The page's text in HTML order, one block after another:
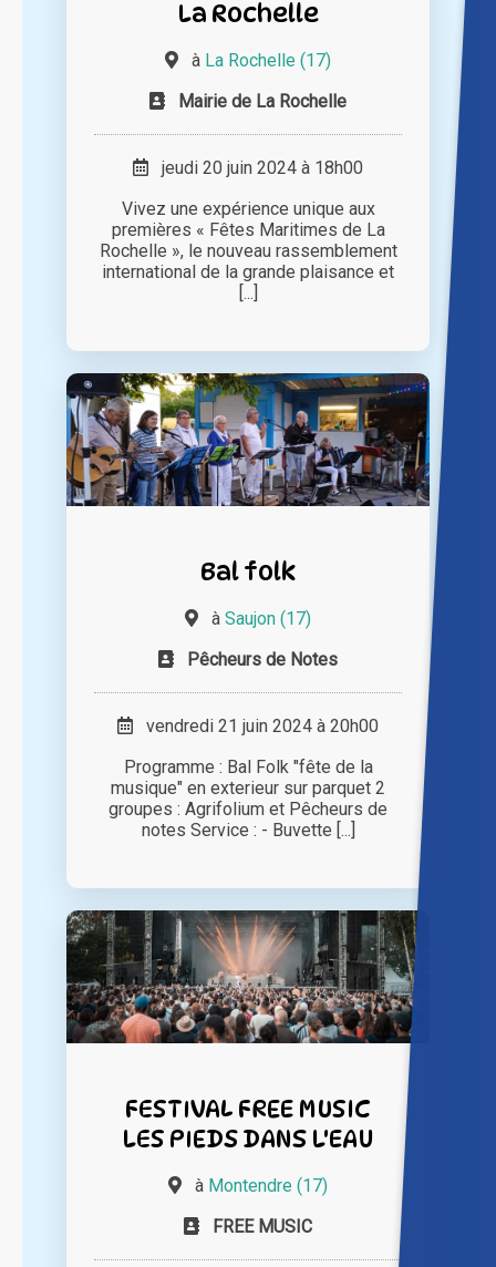
La Rochelle
à La Rochelle (17)
Mairie de La Rochelle
jeudi 20 juin 2024 à 18h00
Vivez une expérience unique aux
premières « Fêtes Maritimes de La
Rochelle », le nouveau rassemblement
international de la grande plaisance et
[...]
Bal folk
à Saujon (17)
Pêcheurs de Notes
vendredi 21 juin 2024 à 20h00
Programme : Bal Folk "fête de la
musique" en exterieur sur parquet 2
groupes : Agrifolium et Pêcheurs de
notes Service : - Buvette [...]
FESTIVAL FREE MUSIC
LES PIEDS DANS L'EAU
à Montendre (17)
FREE MUSIC